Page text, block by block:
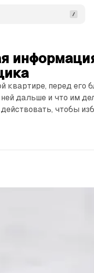
квартире, перед его
дальше и что им
чтобы